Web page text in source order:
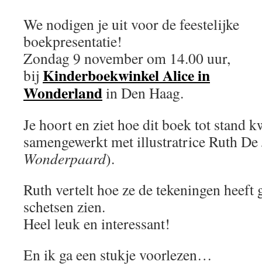
We nodigen je uit voor de feestelijke
boekpresentatie!
Zondag 9 november om 14.00 uur,
bij Kinderboekwinkel Alice in
Wonderlandin Den Haag.
Je hoort en ziet hoe dit boek tot stand
samengewerkt met illustratrice Ruth De
Wonderpaard).
Ruth vertelt hoe ze de tekeningen heeft
schetsen zien.
Heel leuk en interessant!
En ik ga een stukje voorlezen…